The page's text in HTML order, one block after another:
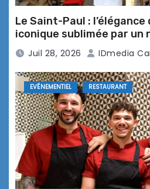
Menu de
César – Opio
Pâques à
bonheurs
Nicolas
Marchand
Le Saint-Paul : l’élégance
iconique sublimée par un
culinaire signé Pietro
Juil 28, 2026 IDmedia
EVÉNEMENTIEL RESTAURANT